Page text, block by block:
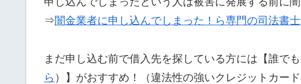
⇒闇金業者に申し込んでしまった！ら専門の司法書
まだ申し込む前で借入先を探している方には【誰で
ら ）】がおすすめ！（違法性の強いクレジットカー